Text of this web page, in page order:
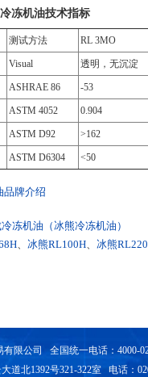
冻机油技术指标
测试方法 RL 3MO
Visual 透明，无沉淀
ASHRAE 86 -53
ASTM 4052 0.904
ASTM D92 >162
ASTM D6304 <50
品牌介绍
冻机油（冰熊冷冻机油）
、冰熊RL100H、冰熊
有限公司 全国统一电话：4000-
道北1392号321-322室 电话：